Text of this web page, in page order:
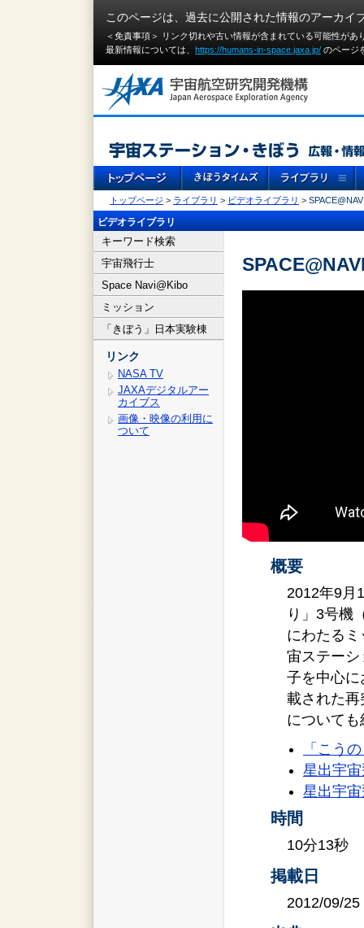
このページは、過去に公開された情報のアーカイ
＜免責事項＞ リンク切れや古い情報が含まれている可能性が
最新情報については、 https://humans-in-space.jaxa.jp/ のページ
トップページ > ライブラリ > ビデオライブラリ >
ビデオライブラリ
キーワード検索
宇宙飛行士
Space Navi@Kibo
ミッション
「きぼう」日本実験棟
リンク
NASA TV
JAXAデジタルアー
カイブス
画像・映像の利用に
ついて
概要
2012年9月
り」3号機
にわたる
宙ステー
子を中心
載された
について
「こう
星出宇
星出宇
時間
10分13秒
掲載日
2012/09/25